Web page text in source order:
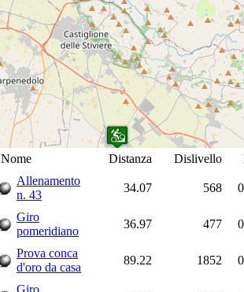
Nome Distanza Dislivello
Allenamento
n. 43
34.07 568
Giro
pomeridiano
36.97 477
Prova conca
d'oro da casa
89.22 1852
Giro